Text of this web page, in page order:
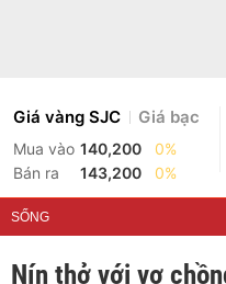
Giá vàng SJC Giá bạc
Mua vào 140,200
0%
Bán ra
143,200 0%
SỐNG
Nín thở với vợ